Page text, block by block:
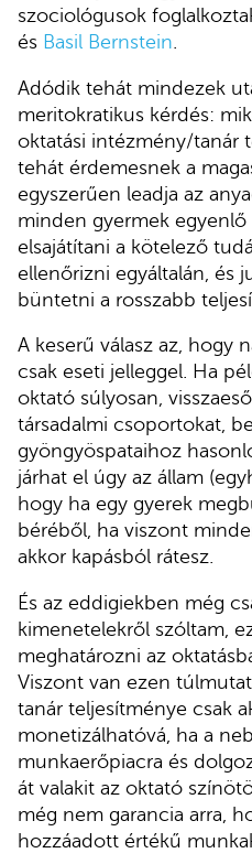
szociológusok
és Basil Bernstein.
Adódik tehát mindezek
meritokratikus kérdés:
oktatási intézmény/tanár
tehát érdemesnek a
egyszerűen leadja az
minden gyermek
elsajátítani a kötelező
ellenőrizni egyáltalán, és
büntetni a rosszabb
A keserű válasz az, hogy
csak eseti jelleggel. Ha
oktató súlyosan,
társadalmi csoportokat,
gyöngyöspataihoz
járhat el úgy az állam
hogy ha egy gyerek
béréből, ha viszont
akkor kapásból rátesz.
És az eddigiekben még
kimenetelekről szóltam,
meghatározni az
Viszont van ezen
tanár teljesítménye csak
monetizálhatóvá, ha a
munkaerőpiacra és
át valakit az oktató
még nem garancia arra,
hozzáadott értékű